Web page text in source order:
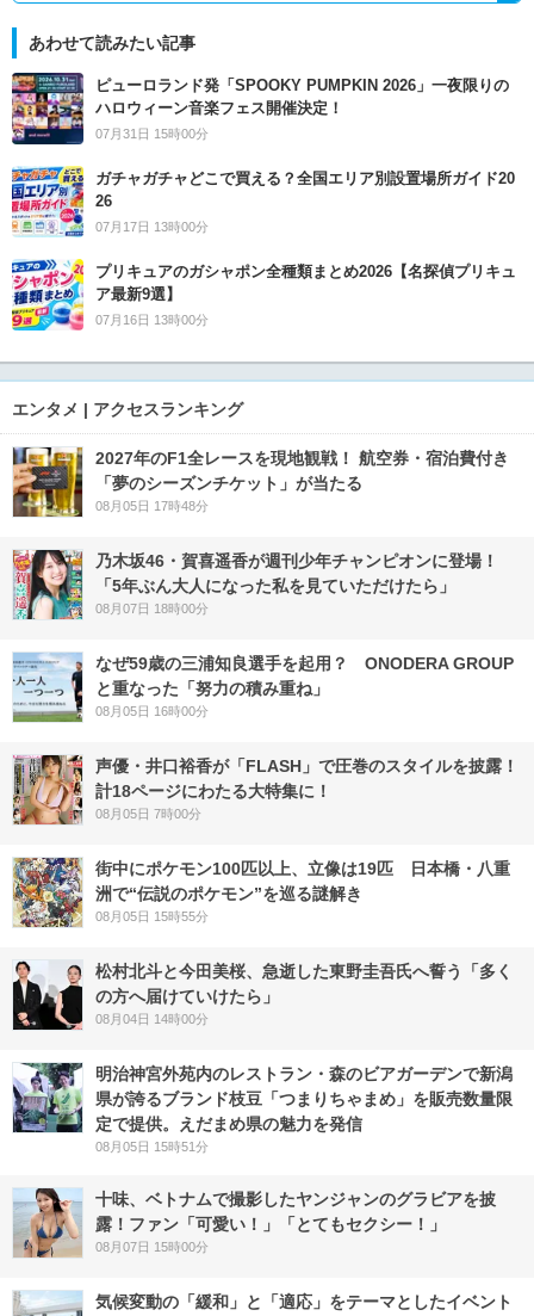
あわせて読みたい記事
ピューロランド発「SPOOKY PUMPKIN 2026」一夜限りの
ハロウィーン音楽フェス開催決定！
07月31日 15時00分
ガチャガチャどこで買える？全国エリア別設置場所ガイド20
26
07月17日 13時00分
プリキュアのガシャポン全種類まとめ2026【名探偵プリキュ
ア最新9選】
07月16日 13時00分
エンタメ | アクセスランキング
2027年のF1全レースを現地観戦！ 航空券・宿泊費付き
「夢のシーズンチケット」が当たる
08月05日 17時48分
乃木坂46・賀喜遥香が週刊少年チャンピオンに登場！
「5年ぶん大人になった私を見ていただけたら」
08月07日 18時00分
なぜ59歳の三浦知良選手を起用？ ONODERA GROUP
と重なった「努力の積み重ね」
08月05日 16時00分
声優・井口裕香が「FLASH」で圧巻のスタイルを披露！
計18ページにわたる大特集に！
08月05日 7時00分
街中にポケモン100匹以上、立像は19匹 日本橋・八重
洲で“伝説のポケモン”を巡る謎解き
08月05日 15時55分
松村北斗と今田美桜、急逝した東野圭吾氏へ誓う「多く
の方へ届けていけたら」
08月04日 14時00分
明治神宮外苑内のレストラン・森のビアガーデンで新潟
県が誇るブランド枝豆「つまりちゃまめ」を販売数量限
定で提供。えだまめ県の魅力を発信
08月05日 15時51分
十味、ベトナムで撮影したヤンジャンのグラビアを披
露！ファン「可愛い！」「とてもセクシー！」
08月07日 15時00分
気候変動の「緩和」と「適応」をテーマとしたイベント